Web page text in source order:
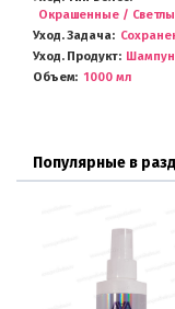
Окрашенные /
Уход. Задача
Уход. Продукт
Объем
1000 мл
Популярные в